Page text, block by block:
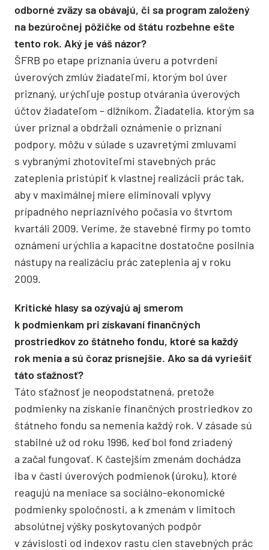
odborné zväzy sa obávajú, či sa program založený
na bezúročnej pôžičke od štátu rozbehne ešte
tento rok. Aký je váš názor?
ŠFRB po etape priznania úveru a potvrdení
úverových zmlúv žiadateľmi, ktorým bol úver
priznaný, urýchľuje postup otvárania úverových
účtov žiadateľom – dlžníkom. Žiadatelia, ktorým sa
úver priznal a obdržali oznámenie o priznaní
podpory, môžu v súlade s uzavretými zmluvami
s vybranými zhotoviteľmi stavebných prác
zateplenia pristúpiť k vlastnej realizácii prác tak,
aby v maximálnej miere eliminovali vplyvy
prípadného nepriaznivého počasia vo štvrtom
kvartáli 2009. Veríme, že stavebné firmy po tomto
oznámení urýchlia a kapacitne dostatočne posilnia
nástupy na realizáciu prác zateplenia aj v roku
2009.
Kritické hlasy sa ozývajú aj smerom
k podmienkam pri získavaní finančných
prostriedkov zo štátneho fondu, ktoré sa každý
rok menia a sú čoraz prísnejšie. Ako sa dá vyriešiť
táto sťažnosť?
Táto sťažnosť je neopodstatnená, pretože
podmienky na získanie finančných prostriedkov zo
štátneho fondu sa nemenia každý rok. V zásade sú
stabilné už od roku 1996, keď bol fond zriadený
a začal fungovať. K častejším zmenám dochádza
iba v časti úverových podmienok (úroku), ktoré
reagujú na meniace sa sociálno-ekonomické
podmienky spoločnosti, a k zmenám v limitoch
absolútnej výšky poskytovaných podpôr
v závislosti od indexov rastu cien stavebných prác